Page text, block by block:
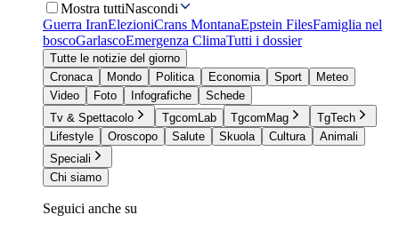
Mostra tuttiNascondi
Guerra IranElezioniCrans MontanaEpstein FilesFamiglia nel
boscoGarlascoEmergenza ClimaTutti i dossier
Tutte le notizie del giorno
Cronaca
Mondo Politica Economia Sport
Meteo
Video
Foto Infografiche
Schede
Tv & Spettacolo
TgcomLab TgcomMag
TgTech
Lifestyle
Oroscopo Salute Skuola Cultura
Animali
Speciali
Chi siamo
Seguici anche su